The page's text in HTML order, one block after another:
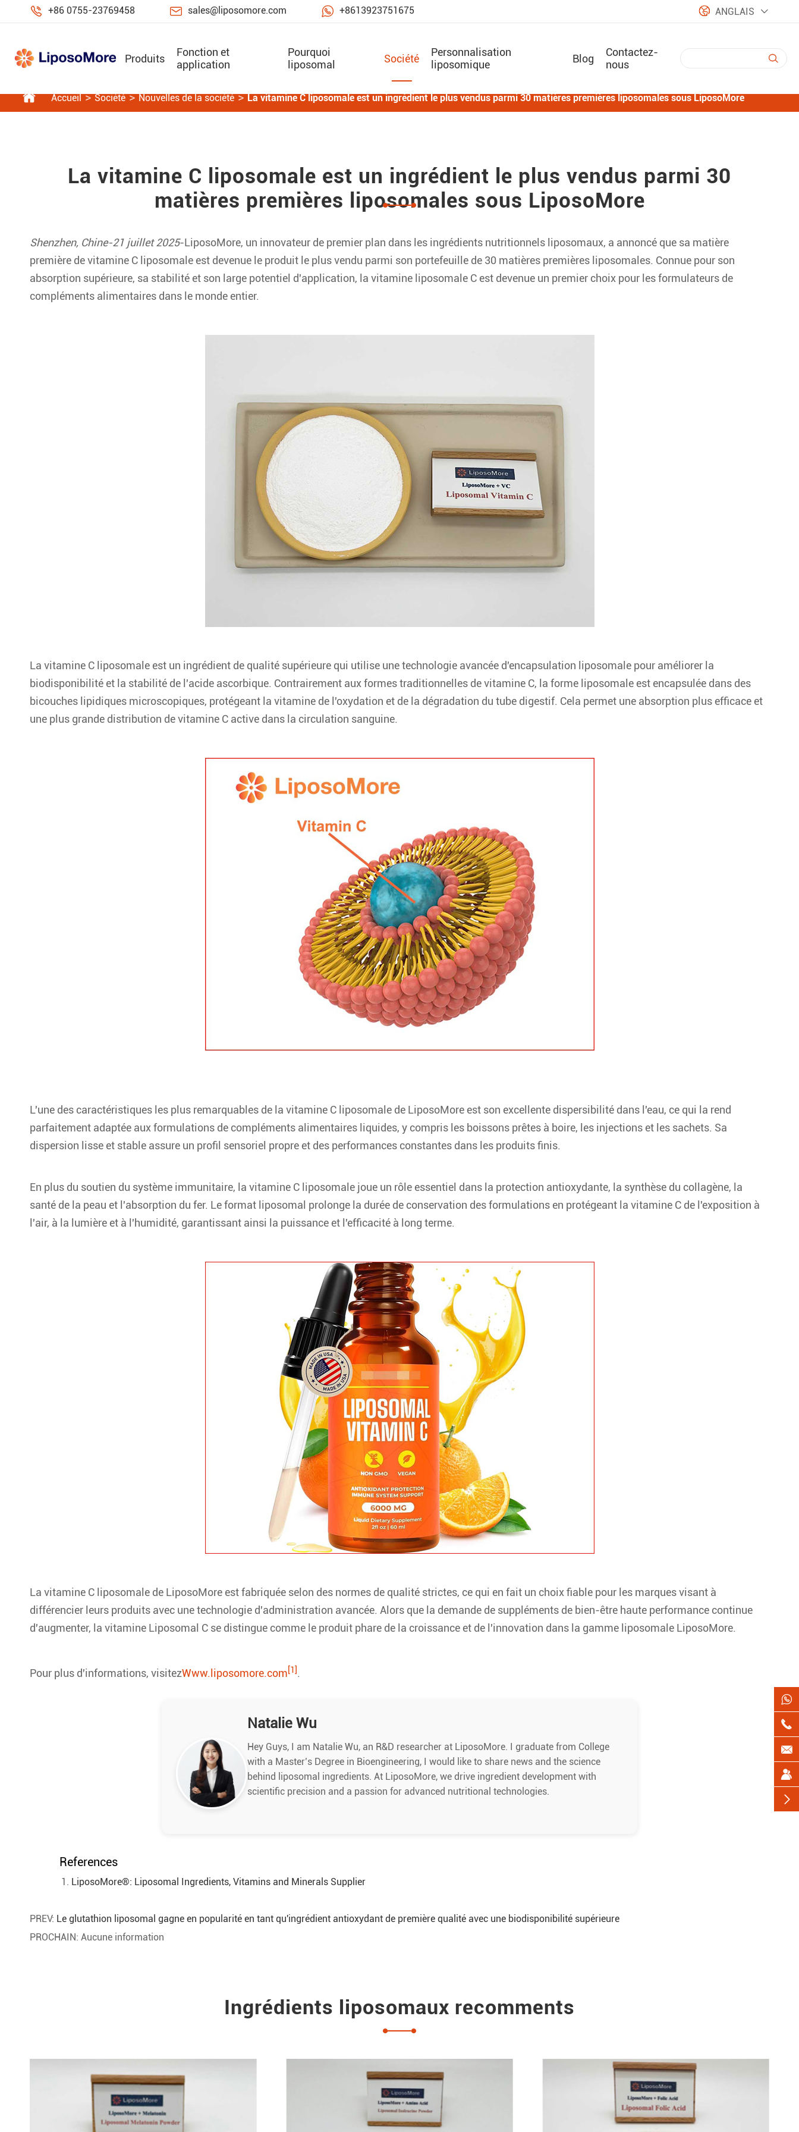
 +86 0755-23769458  sales@liposomore.com  +8613923751675  ANGLAIS 
Produits
Fonction et
application
Pourquoi
liposomal
Société
Personnalisation
liposomique
Blog
Contactez-
nous

 Accueil Société Nouvelles de la société La vitamine C liposomale est un ingrédient le plus vendus parmi 30 matières premières liposomales sous LiposoMore
La vitamine C liposomale est un ingrédient le plus vendus parmi 30
matières premières liposomales sous LiposoMore
Shenzhen, Chine-21 juillet 2025-LiposoMore, un innovateur de premier plan dans les ingrédients nutritionnels liposomaux, a annoncé que sa matière
première de vitamine C liposomale est devenue le produit le plus vendu parmi son portefeuille de 30 matières premières liposomales. Connue pour son
absorption supérieure, sa stabilité et son large potentiel d'application, la vitamine liposomale C est devenue un premier choix pour les formulateurs de
compléments alimentaires dans le monde entier.
La vitamine C liposomale est un ingrédient de qualité supérieure qui utilise une technologie avancée d'encapsulation liposomale pour améliorer la
biodisponibilité et la stabilité de l'acide ascorbique. Contrairement aux formes traditionnelles de vitamine C, la forme liposomale est encapsulée dans des
bicouches lipidiques microscopiques, protégeant la vitamine de l'oxydation et de la dégradation du tube digestif. Cela permet une absorption plus efficace et
une plus grande distribution de vitamine C active dans la circulation sanguine.
L'une des caractéristiques les plus remarquables de la vitamine C liposomale de LiposoMore est son excellente dispersibilité dans l'eau, ce qui la rend
parfaitement adaptée aux formulations de compléments alimentaires liquides, y compris les boissons prêtes à boire, les injections et les sachets. Sa
dispersion lisse et stable assure un profil sensoriel propre et des performances constantes dans les produits finis.
En plus du soutien du système immunitaire, la vitamine C liposomale joue un rôle essentiel dans la protection antioxydante, la synthèse du collagène, la
santé de la peau et l'absorption du fer. Le format liposomal prolonge la durée de conservation des formulations en protégeant la vitamine C de l'exposition à
l'air, à la lumière et à l'humidité, garantissant ainsi la puissance et l'efficacité à long terme.
La vitamine C liposomale de LiposoMore est fabriquée selon des normes de qualité strictes, ce qui en fait un choix fiable pour les marques visant à
différencier leurs produits avec une technologie d'administration avancée. Alors que la demande de suppléments de bien-être haute performance continue
d'augmenter, la vitamine Liposomal C se distingue comme le produit phare de la croissance et de l'innovation dans la gamme liposomale LiposoMore.
Pour plus d'informations, visitezWww.liposomore.com[1].
Natalie Wu
Hey Guys, I am Natalie Wu, an R&D researcher at LiposoMore. I graduate from College
with a Master’s Degree in Bioengineering, I would like to share news and the science
behind liposomal ingredients. At LiposoMore, we drive ingredient development with
scientific precision and a passion for advanced nutritional technologies.
References
LiposoMore®: Liposomal Ingredients, Vitamins and Minerals Supplier
PREV: Le glutathion liposomal gagne en popularité en tant qu'ingrédient antioxydant de première qualité avec une biodisponibilité supérieure
PROCHAIN: Aucune information
Ingrédients liposomaux recomments




